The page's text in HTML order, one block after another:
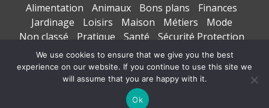
Alimentation Animaux Bons plans
Finances
Jardinage
Loisirs Maison Métiers
Mode
Non classé
Pratique Santé
Sécurité Protection
Services entreprises
Technologie
Transports
Copyright © All rights reserved.|DarkNews
themes
We use cookies to ensure that we give you the best
experience on our website. If you continue to use this site we
will assume that you are happy with it.
Ok